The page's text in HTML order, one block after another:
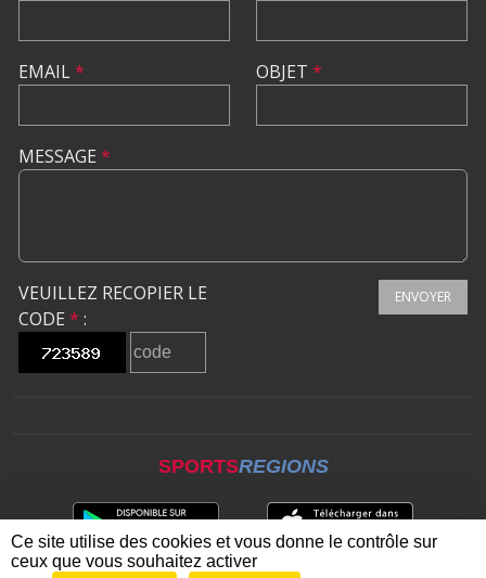
EMAIL* OBJET *
MESSAGE *
VEUILLEZ RECOPIER LE
CODE * :
ENVOYER
SPORTSREGIONS
Ce site utilise des cookies et vous donne le contrôle sur
ceux que vous souhaitez activer